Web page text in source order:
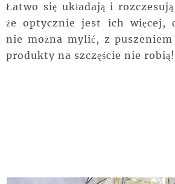
Łatwo się układają i
że optycznie jest ich więcej,
nie można mylić, z
produkty na szczęście nie robią!